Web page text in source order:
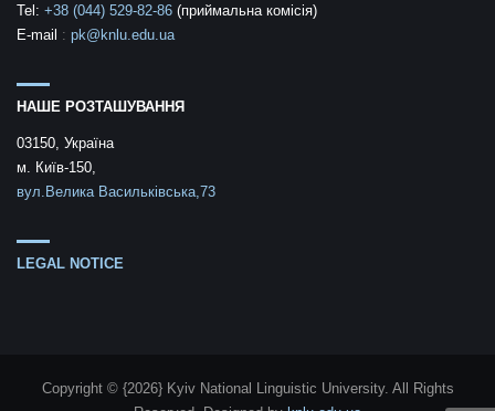
Tel: +38 (044) 529-82-86 (приймальна комісія)
E-mail : pk@knlu.edu.ua
НАШЕ РОЗТАШУВАННЯ
03150, Україна
м. Київ-150,
вул.Велика Васильківська,73
LEGAL NOTICE
Copyright © {2026} Kyiv National Linguistic University. All Rights